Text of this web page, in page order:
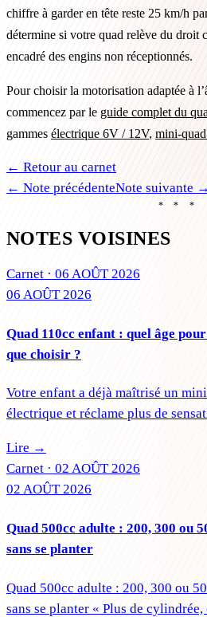
chiffre à garder en tête reste 25 km/h
détermine si votre quad relève du droit
encadré des engins non réceptionnés.
Pour choisir la motorisation adaptée à
commencez par le guide complet du
gammes électrique 6V / 12V, mini-
← Retour au carnet
← Note précédenteNote suivante →
* * *
NOTES VOISINES
Carnet · 06 AOÛT 2026
06 AOÛT 2026
Quad 110cc enfant : quel âge
que choisir ?
Votre enfant a déjà maîtrisé un
électrique et réclame plus de
Lire →
Carnet · 02 AOÛT 2026
02 AOÛT 2026
Quad 500cc adulte : 200, 300 ou
sans se planter
Quad 500cc adulte : 200, 300 ou
sans se planter « Plus de